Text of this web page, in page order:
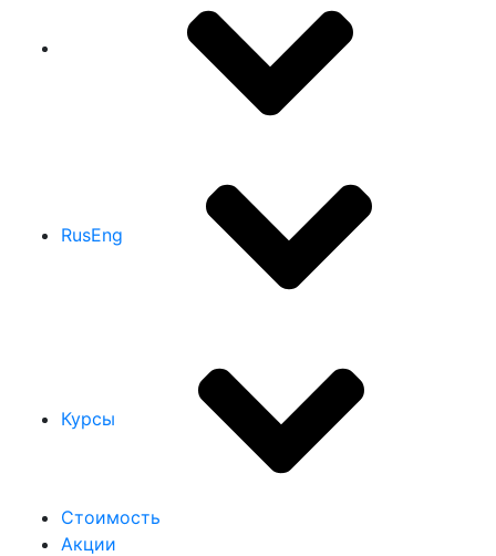
RusEng
Курсы
Стоимость
Акции